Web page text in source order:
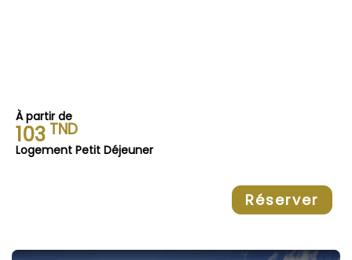
À partir de
103 TND
Logement Petit Déjeuner
Réserver